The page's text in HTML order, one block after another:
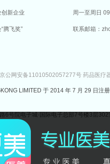
新企业
腾飞奖”
周一至周日
联系邮箱：
京公网安备11010502057277号 药品医疗
LIMITED 于 2014 年 7 月 29 日
6号院电子城·国际电子总部7号楼3层